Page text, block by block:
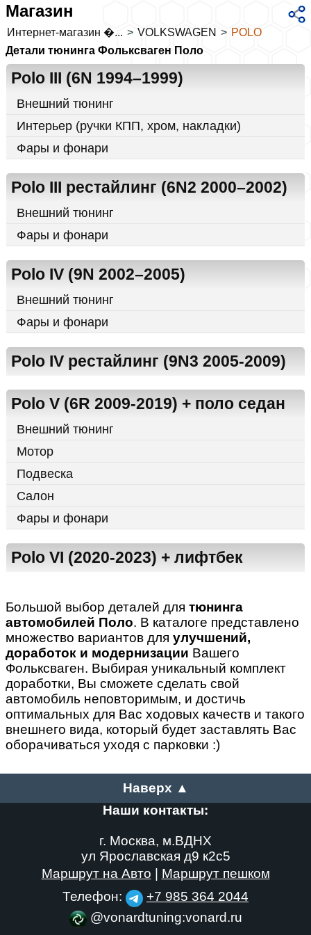
Магазин
Интернет-магазин �... > VOLKSWAGEN > POLO
Детали тюнинга Фольксваген Поло
Polo III (6N 1994–1999)
Внешний тюнинг
Интерьер (ручки КПП, хром, накладки)
Фары и фонари
Polo III рестайлинг (6N2 2000–2002)
Внешний тюнинг
Фары и фонари
Polo IV (9N 2002–2005)
Внешний тюнинг
Фары и фонари
Polo IV рестайлинг (9N3 2005-2009)
Polo V (6R 2009-2019) + поло седан
Внешний тюнинг
Мотор
Подвеска
Салон
Фары и фонари
Polo VI (2020-2023) + лифтбек
Большой выбор деталей для тюнинга
автомобилей Поло. В каталоге представлено
множество вариантов для улучшений,
доработок и модернизации Вашего
Фольксваген. Выбирая уникальный комплект
доработки, Вы сможете сделать свой
автомобиль неповторимым, и достичь
оптимальных для Вас ходовых качеств и такого
внешнего вида, который будет заставлять Вас
оборачиваться уходя с парковки :)
Наверх ▲
Наши контакты:
г. Москва, м.ВДНХ
ул Ярославская д9 к2с5
Маршрут на Авто
Маршрут пешком
Телефон:
+7 985 364 2044
@vonardtuning:vonard.ru